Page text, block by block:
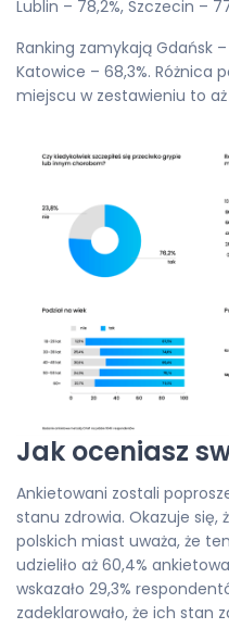
Lublin – 78,2%, Szczecin –
Ranking zamykają Gdańsk –
Katowice – 68,3%.
miejscu w zestawieniu to
Jak oceniasz
Ankietowani zostali
stanu zdrowia. Okazuje się,
polskich miast uważa, że
udzieliło aż 60,4%
wskazało 29,3%
zadeklarowało, że ich stan